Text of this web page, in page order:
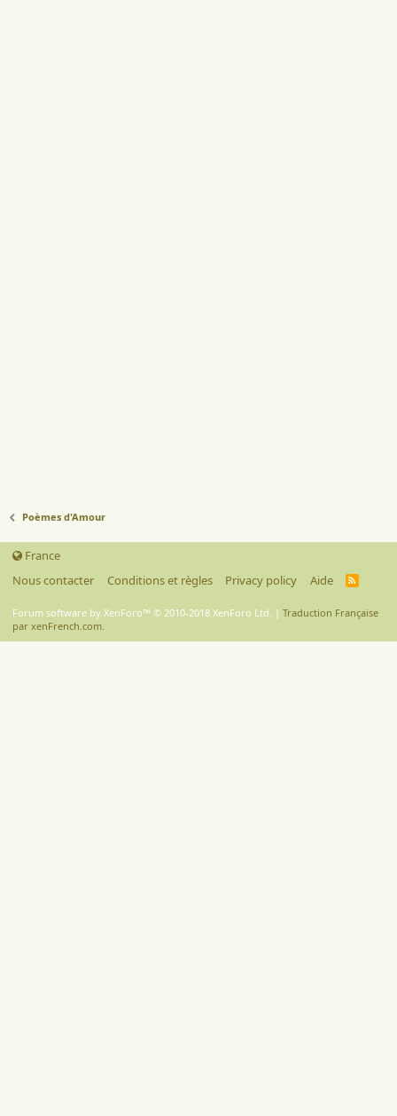
Poèmes d'Amour
France
Nous contacter
Conditions et règles Privacy policy Aide
R
S
Forum software by XenForo™ © 2010-2018 XenForo Ltd. | Traduction Française
par xenFrench.com.